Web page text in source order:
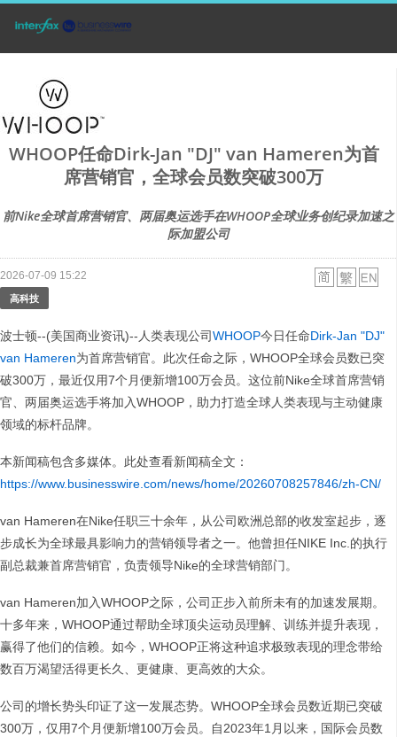
WHOOP任命Dirk-Jan "DJ" van Hameren为首
席营销官，全球会员数突破300万
前Nike全球首席营销官、两届奥运选手在WHOOP全球业务创纪录加速之
际加盟公司
2026-07-09 15:22
高科技
波士顿--(美国商业资讯)--人类表现公司WHOOP今日任命Dirk-Jan "DJ"
van Hameren为首席营销官。此次任命之际，WHOOP全球会员数已突
破300万，最近仅用7个月便新增100万会员。这位前Nike全球首席营销
官、两届奥运选手将加入WHOOP，助力打造全球人类表现与主动健康
领域的标杆品牌。
本新闻稿包含多媒体。此处查看新闻稿全文：
https://www.businesswire.com/news/home/20260708257846/zh-CN/
van Hameren在Nike任职三十余年，从公司欧洲总部的收发室起步，逐
步成长为全球最具影响力的营销领导者之一。他曾担任NIKE Inc.的执行
副总裁兼首席营销官，负责领导Nike的全球营销部门。
van Hameren加入WHOOP之际，公司正步入前所未有的加速发展期。
十多年来，WHOOP通过帮助全球顶尖运动员理解、训练并提升表现，
赢得了他们的信赖。如今，WHOOP正将这种追求极致表现的理念带给
数百万渴望活得更长久、更健康、更高效的大众。
公司的增长势头印证了这一发展态势。WHOOP全球会员数近期已突破
300万，仅用7个月便新增100万会员。自2023年1月以来，国际会员数